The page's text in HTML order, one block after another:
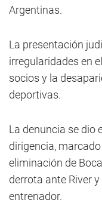
Argentinas.
La presentación
irregularidades en
socios y la
deportivas.
La denuncia se dio
dirigencia,
eliminación de
derrota ante River
entrenador.